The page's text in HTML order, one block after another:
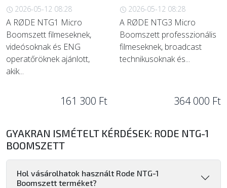
2026-05-12 08:28
A RØDE NTG1 Micro
Boomszett filmeseknek,
videósoknak és ENG
operatőröknek ajánlott,
akik...
161 300 Ft
2026-05-12 08:28
A RØDE NTG3 Micro
Boomszett professzionális
filmeseknek, broadcast
technikusoknak és...
364 000 Ft
GYAKRAN ISMÉTELT KÉRDÉSEK: RODE NTG-1
BOOMSZETT
Hol vásárolhatok használt Rode NTG-1
Boomszett terméket?